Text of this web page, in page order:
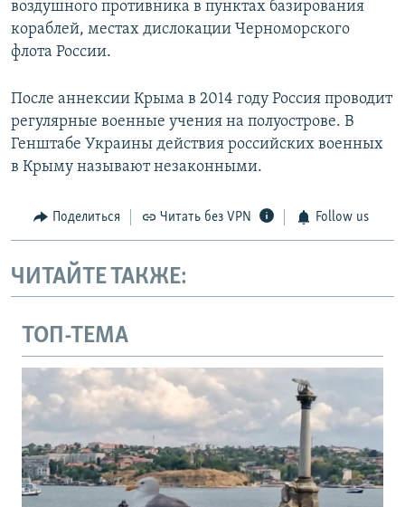
воздушного противника в пунктах базирования
кораблей, местах дислокации Черноморского
флота России.
После аннексии Крыма в 2014 году Россия проводит
регулярные военные учения на полуострове. В
Генштабе Украины действия российских военных
в Крыму называют незаконными.
Поделиться Читать без VPN Follow us
ЧИТАЙТЕ ТАКЖЕ:
ТОП-ТЕМА